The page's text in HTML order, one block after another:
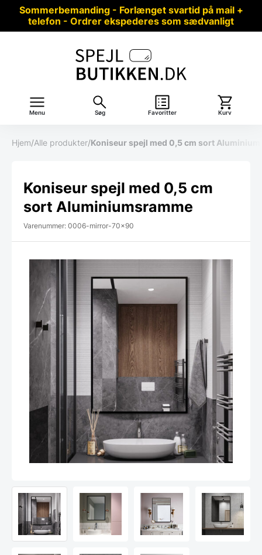
Sommerbemanding - Forlænget svartid på mail +
telefon - Ordrer ekspederes som sædvanligt
Menu Søg Favoritter Kurv
Hjem/Alle produkter/Koniseur spejl med 0,5 cm sort
Koniseur spejl med 0,5 cm
sort Aluminiumsramme
Varenummer: 0006-mirror-70x90